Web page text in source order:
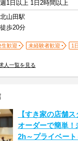
週1日以上 1日2時間以上
北山田駅
徒歩20分
生歓迎 未経験者歓迎
1
人一覧を見る
【すき家の店舗
オーダーで簡単
2h～プライベー